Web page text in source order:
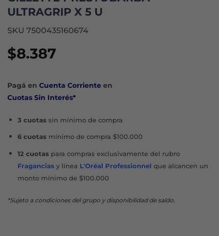
ULTRAGRIP X 5 U
SKU 7500435160674
$8.387
Pagá en Cuenta Corriente en
Cuotas Sin Interés*
3 cuotassin mínimo de compra
6 cuotasmínimo de compra $100.000
12 cuotaspara compras exclusivamente del rubro
Fraganciasy línea L'Oréal Professionnel que alcancen un
monto mínimo de $100.000
*Sujeto a condiciones del grupo y disponibilidad de saldo.